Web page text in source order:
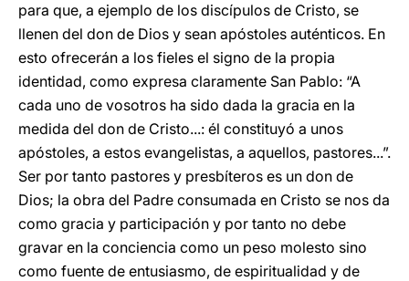
para que, a ejemplo de los discípulos de Cristo, se
llenen del don de Dios y sean apóstoles auténticos. En
esto ofrecerán a los fieles el signo de la propia
identidad, como expresa claramente San Pablo: “A
cada uno de vosotros ha sido dada la gracia en la
medida del don de Cristo...: él constituyó a unos
apóstoles, a estos evangelistas, a aquellos, pastores...”.
Ser por tanto pastores y presbíteros es un don de
Dios; la obra del Padre consumada en Cristo se nos da
como gracia y participación y por tanto no debe
gravar en la conciencia como un peso molesto sino
como fuente de entusiasmo, de espiritualidad y de